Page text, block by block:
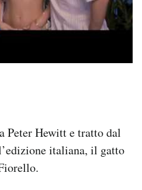
Peter Hewitt e tratto dal
italiana, il gatto